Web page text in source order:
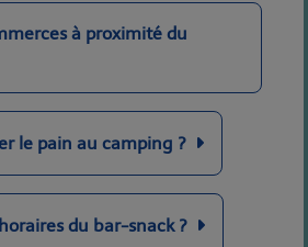
à proximité du
le pain au camping ?
du bar-snack ?